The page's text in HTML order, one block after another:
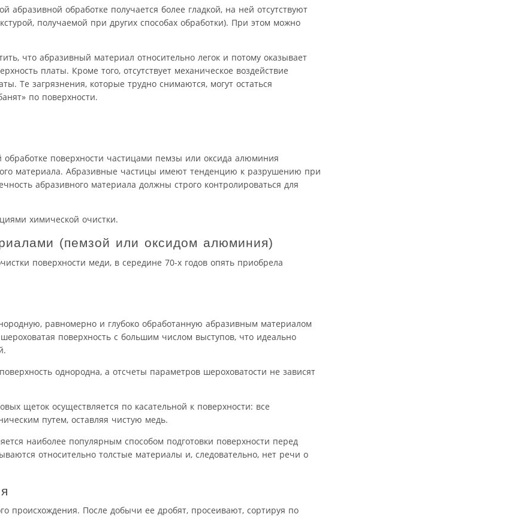
обработке получается более гладкой, на ней отсутствуют
получаемой при других способах обработки). При этом можно
что абразивный материал относительно легок и потому оказывает
платы. Кроме того, отсутствует механическое воздействие
Те загрязнения, которые трудно снимаются, могут остаться
по поверхности.
поверхности частицами пемзы или оксида алюминия
материала. Абразивные частицы имеют тенденцию к разрушению при
абразивного материала должны строго контролироваться для
химической очистки.
(пемзой или оксидом алюминия)
поверхности меди, в середине 70-х годов опять приобрела
равномерно и глубоко обработанную абразивным материалом
поверхность с большим числом выступов, что идеально
однородна, а отсчеты параметров шероховатости не зависят
щеток осуществляется по касательной к поверхности: все
путем, оставляя чистую медь.
наиболее популярным способом подготовки поверхности перед
относительно толстые материалы и, следовательно, нет речи о
происхождения. После добычи ее дробят, просеивают, сортируя по